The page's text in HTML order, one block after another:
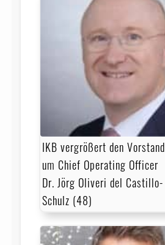
IKB vergrößert den Vorstand
um Chief Operating Officer
Dr. Jörg Oliveri del Castillo-
Schulz (48)